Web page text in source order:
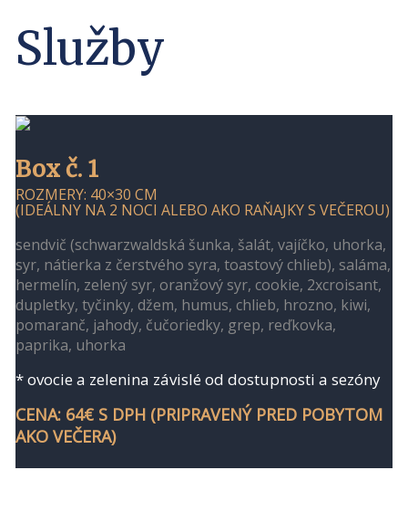
Služby
Box č. 1
ROZMERY: 40×30 CM
(IDEÁLNY NA 2 NOCI ALEBO AKO RAŇAJKY S VEČEROU)
sendvič (schwarzwaldská šunka, šalát, vajíčko, uhorka,
syr, nátierka z čerstvého syra, toastový chlieb), saláma,
hermelín, zelený syr, oranžový syr, cookie, 2xcroisant,
dupletky, tyčinky, džem, humus, chlieb, hrozno, kiwi,
pomaranč, jahody, čučoriedky, grep, reďkovka,
paprika, uhorka
* ovocie a zelenina závislé od dostupnosti a sezóny
CENA: 64€ S DPH (PRIPRAVENÝ PRED POBYTOM
AKO VEČERA)